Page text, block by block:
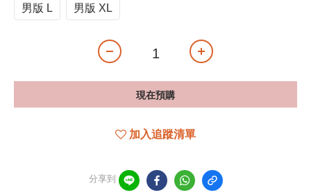
男版 L 男版 XL
現在預購
加入追蹤清單
分享到